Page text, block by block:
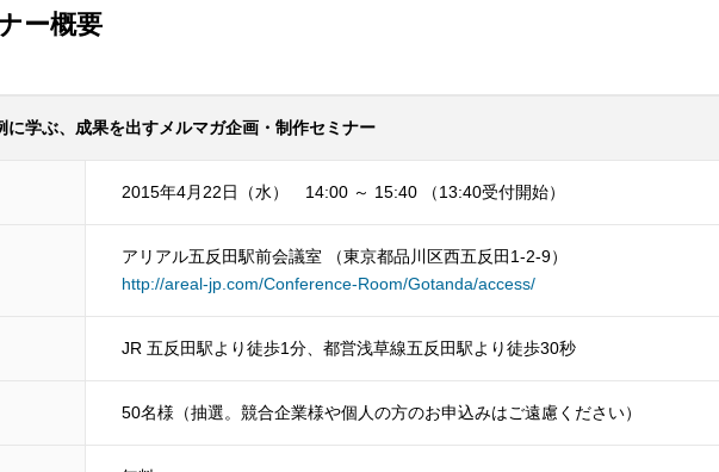
ー概要
に学ぶ、成果を出すメルマガ企画・制作セミナー
2015年4月22日（水） 14:00 ～ 15:40 （13:40受付開始）
アリアル五反田駅前会議室 （東京都品川区西五反田1-2-9）
http://areal-jp.com/Conference-Room/Gotanda/access/
JR 五反田駅より徒歩1分、都営浅草線五反田駅より徒歩30秒
50名様（抽選。競合企業様や個人の方のお申込みはご遠慮ください）